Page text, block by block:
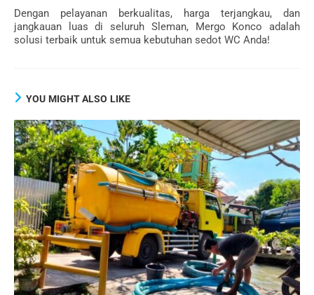
Dengan pelayanan berkualitas, harga terjangkau, dan
jangkauan luas di seluruh Sleman, Mergo Konco adalah
solusi terbaik untuk semua kebutuhan sedot WC Anda!
YOU MIGHT ALSO LIKE